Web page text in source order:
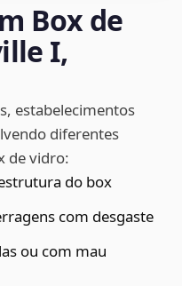
Box de
I,
estabelecimentos
diferentes
de vidro:
do box
com desgaste
ou com mau